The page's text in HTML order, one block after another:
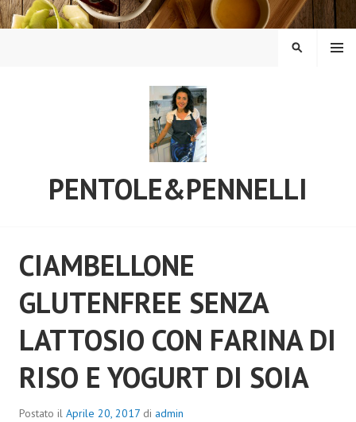
Vai
al
PENTOLE&PENNELLI
MENU
CERCA
CIAMBELLONE
GLUTENFREE SENZA
LATTOSIO CON FARINA DI
RISO E YOGURT DI SOIA
Postato il Aprile 20, 2017 di admin